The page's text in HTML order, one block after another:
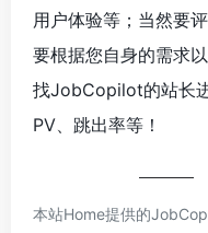
用户体验等；当然要
要根据您自身的需求
找JobCopilot的站长
PV、跳出率等！
本站Home提供的